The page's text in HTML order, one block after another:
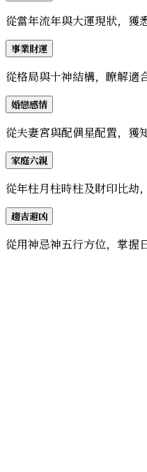
從當年流年與大運現狀，獲
事業財運
從格局與十神結構，瞭解適
婚戀感情
從夫妻宮與配偶星配置，獲
家庭六親
從年柱月柱時柱及財印比劫
趨吉避凶
從用神忌神五行方位，掌握